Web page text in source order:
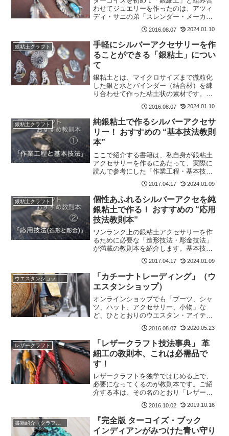
わせてジュエリーを作ったのは、アツィ
ディ・サニの弟「スレンダー・メーカ
ー・オブ・シルバー」という説と「アツ
ィディ・チョン」というナバホの男だと
いう２つの説がある。
2016.08.07 2024.01.10
銀粘土クラフト
手軽にシルバーアクセサリーを作
ることができる「銀粘土」につい
て
銀粘土とは、マイクロサイズまで微粒化
した銀と水とバインダー（結合材）を練
り合わせて作った粘土状の素材です。粘
土細工を造形する手軽さで「純銀のシル
バー・アクセサリー」を作ることができ
ます。
2016.08.07 2024.01.10
銀粘土クラフト
純銀粘土で作るシルバーアクセサ
リー！ おすすめの “基本技法教則
本”
ここで紹介する書籍は、私自身が銀粘土
アクセサリーを作るにあたって、実際に
読んで参考にした「作業工程・基本技
法」の教則本です。最もおすすめするの
は、『純銀粘土PMC3で作る 男の手作
りシルバーアクセサリー ベーシックテ
クニック編』です。
2017.04.17 2024.01.09
銀粘土クラフト
個性あふれるシルバーアクセを純
銀粘土で作る！ おすすめの “応用
技法教則本”
ワンランク上の銀粘土アクセサリーを作
るために必要な「造形技法・彫金技法」
が満載の教則本を紹介します。基本技法
にひと工夫加えた「金箔を施す方法・中
空にする方法・三つ編みの作り方・天然
石を生かす方法」など、応用技法のヒン
トが満載の教則本です。
2017.04.17 2024.01.09
「カチーナトレーディング」（ウ
エスタンショップ）
オンラインショップでも「ブーツ、シャ
ツ、ハット、アクセサリー、小物」な
ど、ひととおりのウエスタン・アイテム
やインディアン・ジュエリーを購入する
ことができます。他のお店では扱わない
ようなユニークな小物もあります
2016.08.07 2020.05.23
レザークラフト
「レザークラフト技法事典」 革
細工の教則本、これは必需品で
す！
レザークラフトを独学ではじめる上で、
必要になってくるのが教則本です。ご紹
介する本は、その名のとおり「レザーク
ラフト技法」を詳しく写真入りで説明し
ている教則本です。「基本的な技法から
応用技術まで」ほぼ学ぶことができると
思います。
2016.10.02 2019.10.16
『完全版 ターコイズ・ブック
インディアンがみつけた青い守り